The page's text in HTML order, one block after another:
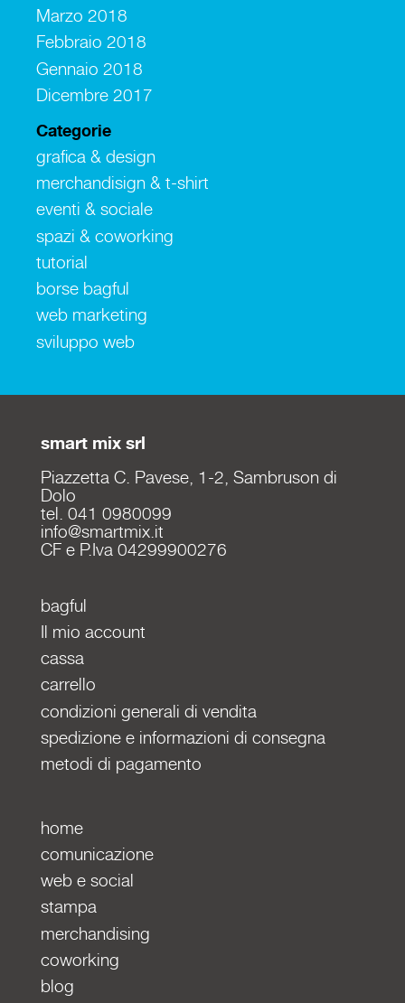
Marzo 2018
Febbraio 2018
Gennaio 2018
Dicembre 2017
Categorie
grafica & design
merchandisign & t-shirt
eventi & sociale
spazi & coworking
tutorial
borse bagful
web marketing
sviluppo web
smart mix srl
Piazzetta C. Pavese, 1-2, Sambruson di
Dolo
tel. 041 0980099
info@smartmix.it
CF e P.Iva 04299900276
bagful
Il mio account
cassa
carrello
condizioni generali di vendita
spedizione e informazioni di consegna
metodi di pagamento
home
comunicazione
web e social
stampa
merchandising
coworking
blog